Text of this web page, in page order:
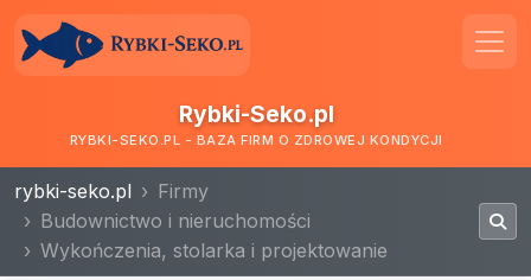
Rybki-Seko.pl
RYBKI-SEKO.PL - BAZA FIRM O ZDROWEJ KONDYCJI
rybki-seko.pl
Firmy
Budownictwo i nieruchomości
Wykończenia, stolarka i projektowanie